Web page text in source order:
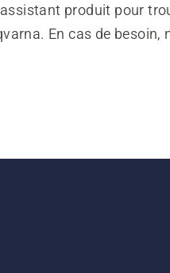
produit pour
En cas de